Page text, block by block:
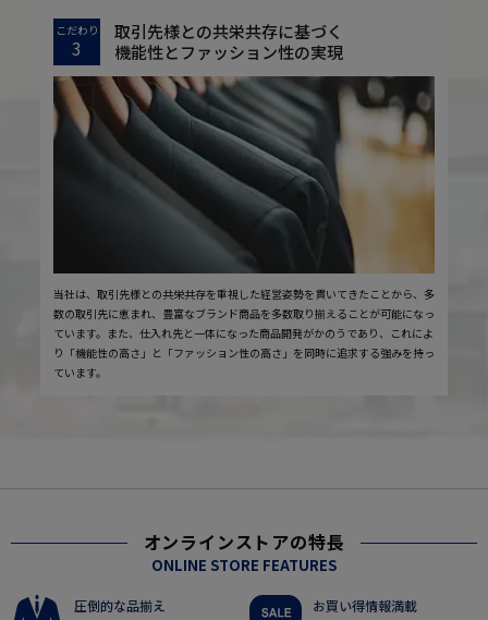
こだわり
3
取引先様との共栄共存に基づく
機能性とファッション性の実現
当社は、取引先様との共栄共存を重視した経営姿勢を貫いてきたことから、多
数の取引先に恵まれ、豊富なブランド商品を多数取り揃えることが可能になっ
ています。また、仕入れ先と一体になった商品開発がかのうであり、これによ
り「機能性の高さ」と「ファッション性の高さ」を同時に追求する強みを持っ
ています。
オンラインストアの特長
ONLINE STORE FEATURES
圧倒的な品揃え お買い得情報満載